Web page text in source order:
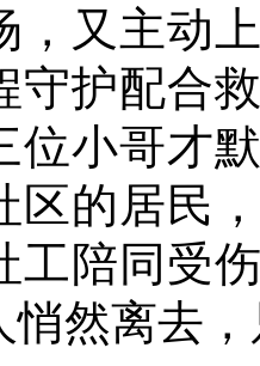
，又主动
守护配合
位小哥才
区的居民
工陪同受
悄然离去